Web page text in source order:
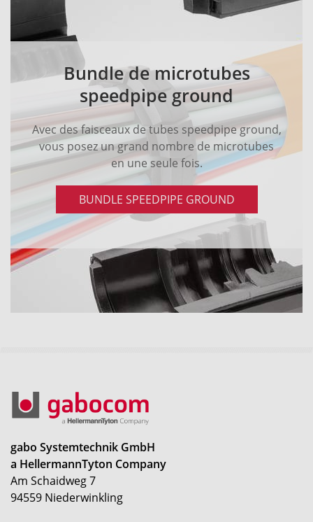
Bundle de microtubes
speedpipe ground
Avec des faisceaux de tubes speedpipe ground,
vous posez un grand nombre de microtubes
en une seule fois.
BUNDLE SPEEDPIPE GROUND
gabo Systemtechnik GmbH
a HellermannTyton Company
Am Schaidweg 7
94559 Niederwinkling